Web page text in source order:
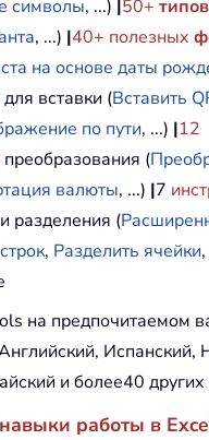
символы, ...) 50+
, ...) |40+ полезных
на основе даты
для вставки (Вставить
по пути, ...) |12
преобразования (
валюты, ...) |7
разделения (
, Разделить ячейки
на предпочитаемом
Испанский,
и более40
работы в